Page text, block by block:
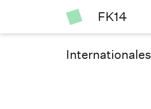
FK14
Internationales